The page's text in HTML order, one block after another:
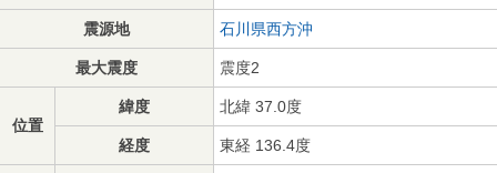
震源地 石川県西方沖
最大震度 震度2
位置
緯度 北緯 37.0度
経度 東経 136.4度